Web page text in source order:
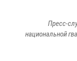
Пресс-
национальной